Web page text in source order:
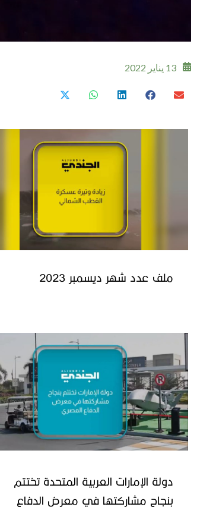
13 يناير 2022
ملف عدد شهر ديسمبر 2023
دولة الإمارات العربية المتحدة تختتم
بنجاح مشاركتها في معرض الدفاع